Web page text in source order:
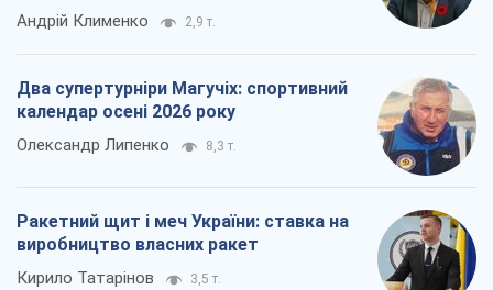
Андрій Клименко 2,9 т.
Два супертурніри Магучіх: спортивний
календар осені 2026 року
Олександр Липенко 8,3 т.
Ракетний щит і меч України: ставка на
виробництво власних ракет
Кирило Татарінов 3,5 т.